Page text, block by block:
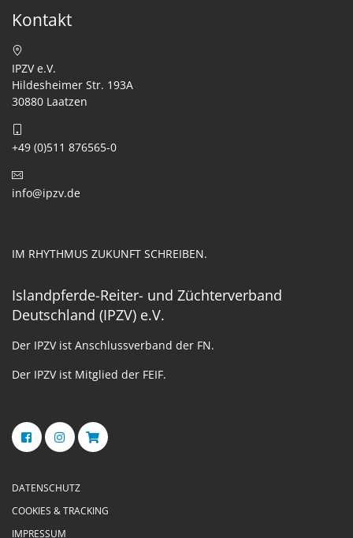
Kontakt
IPZV e.V.
Hildesheimer Str. 193A
30880 Laatzen
+49 (0)511 876565-0
info@ipzv.de
IM RHYTHMUS ZUKUNFT SCHREIBEN.
Islandpferde-Reiter- und Züchterverband
Deutschland (IPZV) e.V.
Der IPZV ist Anschlussverband der FN.
Der IPZV ist Mitglied der FEIF.
DATENSCHUTZ
COOKIES & TRACKING
IMPRESSUM